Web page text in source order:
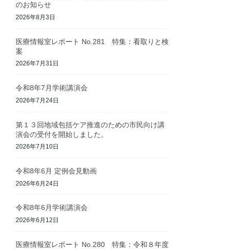
のお知らせ
2026年8月3日
医療情報室レポート No.281 特集：看取りと検
案
2026年7月31日
令和8年7月学術講演会
2026年7月24日
第１３回地域包括ケア推進のための市民向け講
演会の受付を開始しました。
2026年7月10日
令和8年6月 定例会見動画
2026年6月24日
令和8年6月学術講演会
2026年6月12日
医療情報室レポート No.280 特集：令和８年度